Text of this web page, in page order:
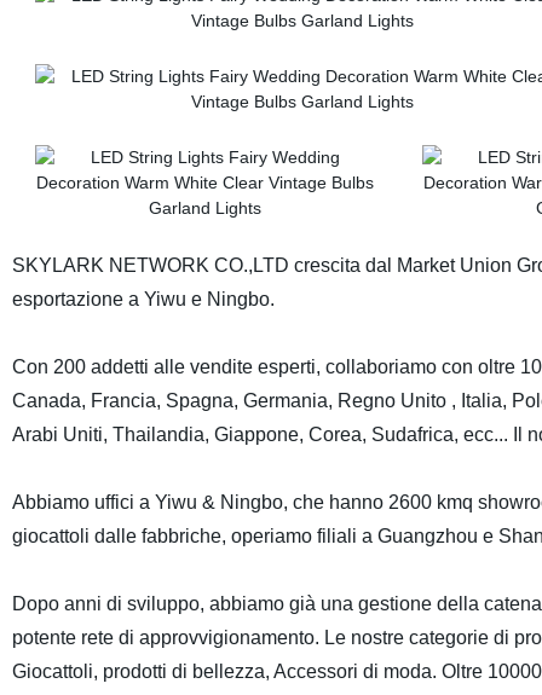
SKYLARK NETWORK CO.,LTD crescita dal Market Union
esportazione a Yiwu e Ningbo.
Con 200 addetti alle vendite esperti, collaboriamo con oltre
Canada, Francia, Spagna, Germania, Regno Unito , Italia,
Arabi Uniti, Thailandia, Giappone, Corea, Sudafrica, ecc... Il
Abbiamo uffici a Yiwu & Ningbo, che hanno 2600 kmq
giocattoli dalle fabbriche, operiamo filiali a Guangzhou e
Dopo anni di sviluppo, abbiamo già una gestione della
potente rete di approvvigionamento. Le nostre categorie di
Giocattoli, prodotti di bellezza, Accessori di moda. Oltre